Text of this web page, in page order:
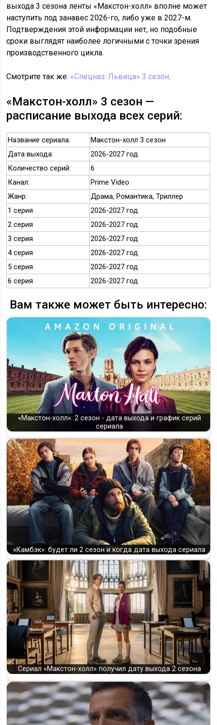
выхода 3 сезона ленты «Макстон-холл» вполне может
наступить под занавес 2026-го, либо уже в 2027-м.
Подтверждения этой информации нет, но подобные
сроки выглядят наиболее логичными с точки зрения
производственного цикла.
Смотрите так же: «Спецназ: Львица» 3 сезон.
«Макстон-холл» 3 сезон —
расписание выхода всех серий:
Название сериала:
Макстон-холл 3 сезон
Дата выхода:
2026-2027 год
Количество серий:
6
Канал:
Prime Video
Жанр:
Драма, Романтика, Триллер
1 серия
2026-2027 год
2 серия
2026-2027 год
3 серия
2026-2027 год
4 серия
2026-2027 год
5 серия
2026-2027 год
6 серия
2026-2027 год
Вам также может быть интересно:
«Макстон-холл»: 2 сезон - дата выхода и график серий
сериала
«Камбэк»: будет ли 2 сезон и когда дата выхода сериала
Сериал «Макстон-холл» получил дату выхода 2 сезона